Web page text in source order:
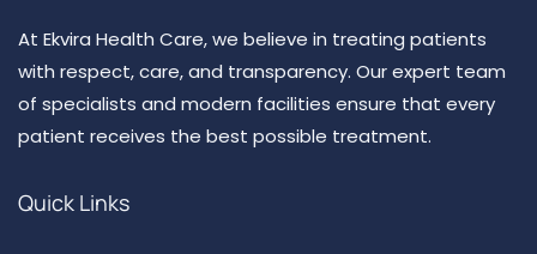
At Ekvira Health Care, we believe in treating patients
with respect, care, and transparency. Our expert team
of specialists and modern facilities ensure that every
patient receives the best possible treatment.
Quick Links